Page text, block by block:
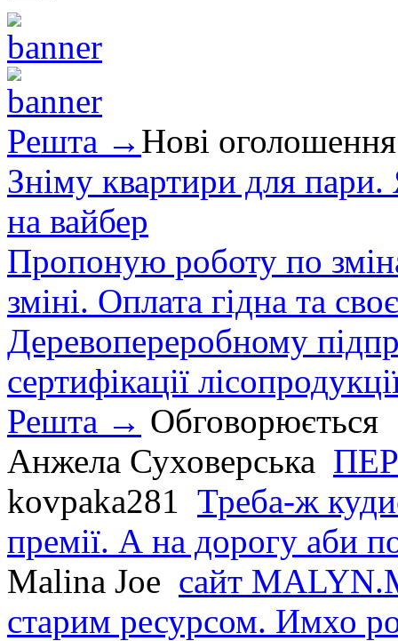
Решта → Нові оголошення
Зніму квартири для
на вайбер
Пропоную роботу по
зміні. Оплата гідна та
Деревопереробному
сертифікації
Решта → Обговорюється
Анжела Суховерська
kovpaka281 Треба-ж
премії. А на дорогу аби
Malina Joe сайт
старим ресурсом. Имхо